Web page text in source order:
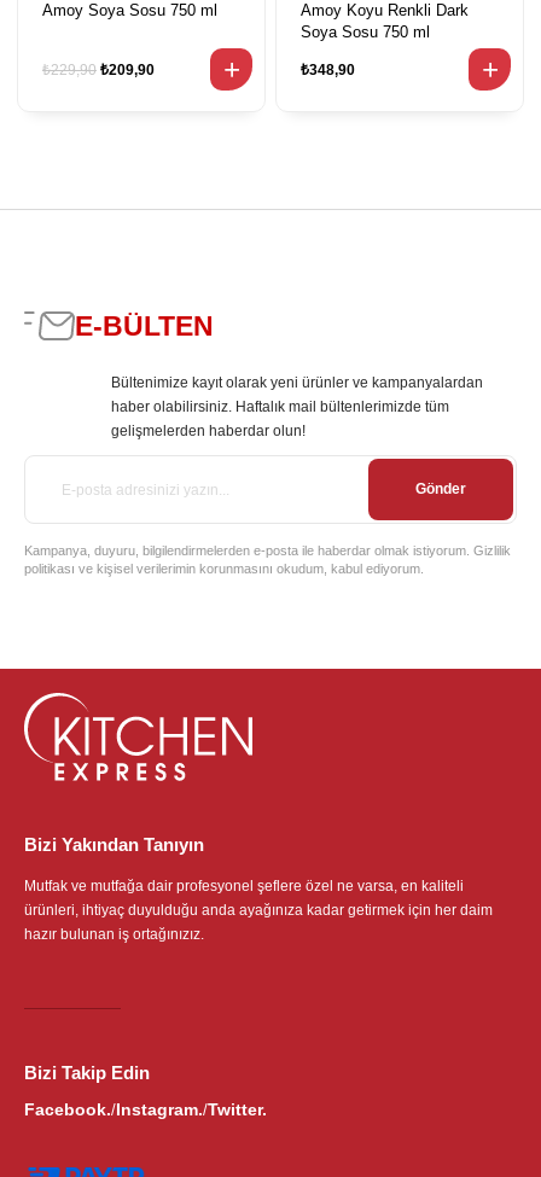
Amoy Soya Sosu 750 ml
₺209,90
₺229,90
Amoy Koyu Renkli Dark
Soya Sosu 750 ml
₺348,90
E-BÜLTEN
Bültenimize kayıt olarak yeni ürünler ve kampanyalardan
haber olabilirsiniz. Haftalık mail bültenlerimizde tüm
gelişmelerden haberdar olun!
Gönder
Kampanya, duyuru, bilgilendirmelerden e-posta ile haberdar olmak istiyorum. Gizlilik
politikası ve kişisel verilerimin korunmasını okudum, kabul ediyorum.
Bizi Yakından Tanıyın
Mutfak ve mutfağa dair profesyonel şeflere özel ne varsa, en kaliteli
ürünleri, ihtiyaç duyulduğu anda ayağınıza kadar getirmek için her daim
hazır bulunan iş ortağınızız.
Bizi Takip Edin
Facebook./Instagram./Twitter.